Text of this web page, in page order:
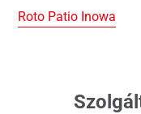
Roto Patio Inowa